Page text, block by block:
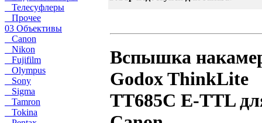
Телесуфлеры
Прочее
03 Объективы
Canon
Nikon
Fujifilm
Olympus
Sony
Sigma
Tamron
Tokina
Вспышка
Godox ThinkLite
TT685C E-TTL